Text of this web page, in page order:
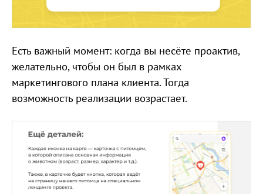
Есть важный момент: когда вы несёте проактив,
желательно, чтобы он был в рамках
маркетингового плана клиента. Тогда
возможность реализации возрастает.